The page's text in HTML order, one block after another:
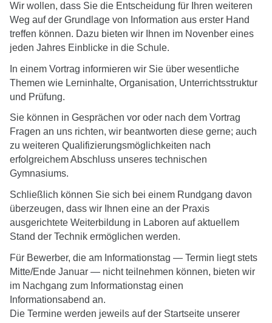
Wir wollen, dass Sie die Entscheidung für Ihren weiteren
Weg auf der Grundlage von Information aus erster Hand
treffen können. Dazu bieten wir Ihnen im Novenber eines
jeden Jahres Einblicke in die Schule.
In einem Vortrag informieren wir Sie über wesentliche
Themen wie Lerninhalte, Organisation, Unterrichtsstruktur
und Prüfung.
Sie können in Gesprächen vor oder nach dem Vortrag
Fragen an uns richten, wir beantworten diese gerne; auch
zu weiteren Qualifizierungsmöglichkeiten nach
erfolgreichem Abschluss unseres technischen
Gymnasiums.
Schließlich können Sie sich bei einem Rundgang davon
überzeugen, dass wir Ihnen eine an der Praxis
ausgerichtete Weiterbildung in Laboren auf aktuellem
Stand der Technik ermöglichen werden.
Für Bewerber, die am Informationstag — Termin liegt stets
Mitte/Ende Januar — nicht teilnehmen können, bieten wir
im Nachgang zum Informationstag einen
Informationsabend an.
Die Termine werden jeweils auf der Startseite unserer